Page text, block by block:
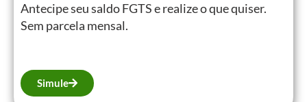
Antecipe seu saldo FGTS e realize o que quiser.
Sem parcela mensal.
Simule